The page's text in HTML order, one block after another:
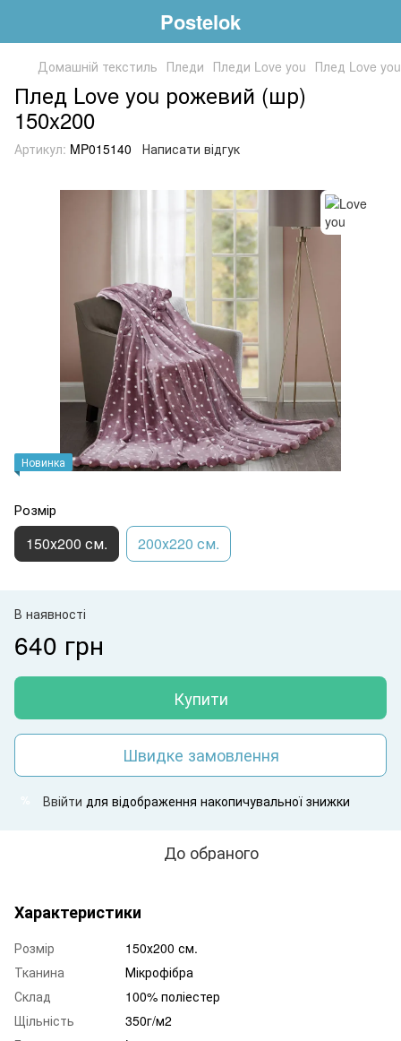
Postelok
Домашній текстиль Пледи Пледи Love you Плед Love
Плед Love you рожевий (шр)
150x200
Артикул: MP015140 Написати відгук
Новинка
Розмір
150х200 см. 200х220 см.
В наявності
640 грн
Купити
Швидке замовлення
Ввійти для відображення накопичувальної знижки
До обраного
Характеристики
Розмір
150х200 см.
Тканина
Мікрофібра
Склад
100% поліестер
Щільність
350г/м2